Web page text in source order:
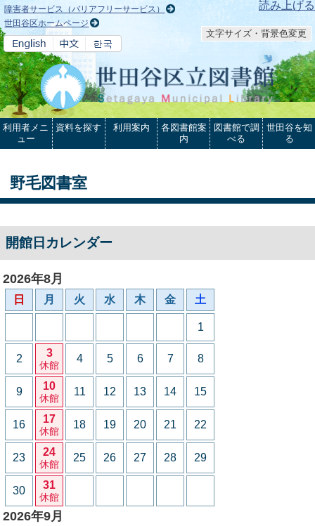
本文へ 読み上げる
障害者サービス（バリアフリーサービス）
世田谷区ホームページ
文字サイズ・背景色変更
利用者メニ
ュー
資料を探す 利用案内
各図書館案
内
図書館で調
べる
世田谷を知
る
野毛図書室
開館日カレンダー
2026年8月
日 月 火 水 木 金 土
1
2 3
休館
4 5 6 7 8
9 10
休館
11 12 13 14 15
16 17
休館
18 19 20 21 22
23 24
休館
25 26 27 28 29
30 31
休館
2026年9月